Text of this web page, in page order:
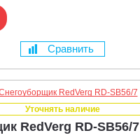
Сравнить
Уточнять наличие
RedVerg RD-SB56/7